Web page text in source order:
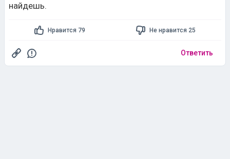
найдешь.
Нравится 79 Не нравится 25
Ответить